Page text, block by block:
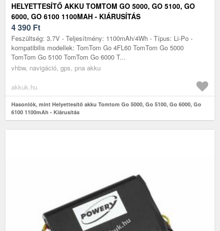
HELYETTESÍTŐ AKKU TOMTOM GO 5000, GO 5100, GO
6000, GO 6100 1100MAH - KIÁRUSÍTÁS
4 390 Ft
Feszültség: 3.7V - Teljesítmény: 1100mAh/4Wh - Típus: Li-Po -
kompatibilis modellek: TomTom Go 4FL60 TomTom Go 5000
TomTom Go 5100 TomTom Go 6000 T...
vhbw, navigáció, gps, pna akku
akkuk.hu
Hasonlók, mint Helyettesítő akku Tomtom Go 5000, Go 5100, Go 6000, Go
6100 1100mAh - Kiárusítás